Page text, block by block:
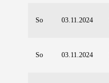
So 03.11.2024
So 03.11.2024